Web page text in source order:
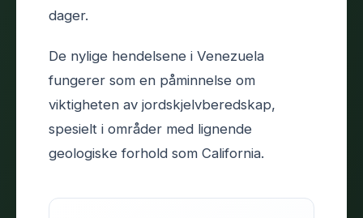
dager.
De nylige hendelsene i Venezuela
fungerer som en påminnelse om
viktigheten av jordskjelvberedskap,
spesielt i områder med lignende
geologiske forhold som California.